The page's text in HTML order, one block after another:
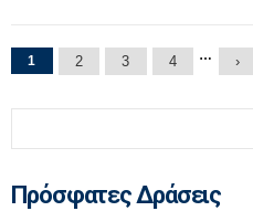
Σελίδες
1 2 3 4 … ›
Πρόσφατες Δράσεις